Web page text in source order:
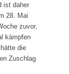
ist daher
28. Mai
zuvor,
kämpfen
die
Zuschlag